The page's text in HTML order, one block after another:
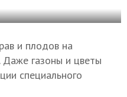
и плодов на
Даже газоны и цветы
специального